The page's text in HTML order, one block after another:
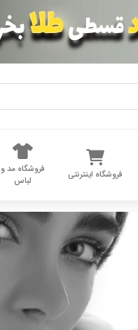
فروشگاه اینترنتی
فروشگاه مد و
لباس